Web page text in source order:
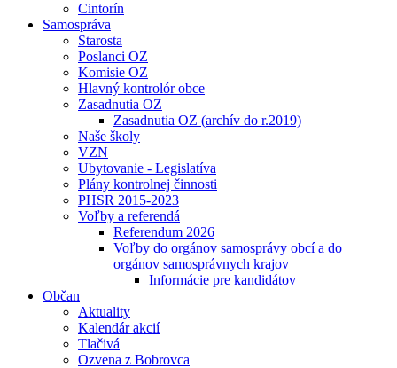
Cintorín
Samospráva
Starosta
Poslanci OZ
Komisie OZ
Hlavný kontrolór obce
Zasadnutia OZ
Zasadnutia OZ (archív do r.2019)
Naše školy
VZN
Ubytovanie - Legislatíva
Plány kontrolnej činnosti
PHSR 2015-2023
Voľby a referendá
Referendum 2026
Voľby do orgánov samosprávy obcí a do
orgánov samosprávnych krajov
Informácie pre kandidátov
Občan
Aktuality
Kalendár akcií
Tlačivá
Ozvena z Bobrovca